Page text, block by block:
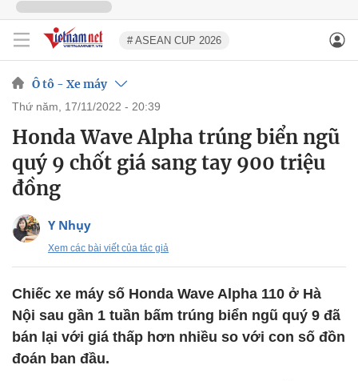
# ASEAN CUP 2026
Ô tô - Xe máy
thứ năm, 17/11/2022 - 20:39
Honda Wave Alpha trúng biển ngũ
quý 9 chốt giá sang tay 900 triệu
đồng
Y Nhụy
Xem các bài viết của tác giả
Chiếc xe máy số Honda Wave Alpha 110 ở Hà
Nội sau gần 1 tuần bấm trúng biển ngũ quý 9 đã
bán lại với giá thấp hơn nhiều so với con số đồn
đoán ban đầu.